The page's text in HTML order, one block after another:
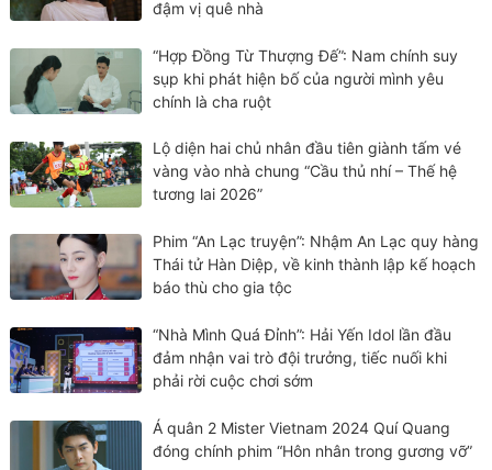
đậm vị quê nhà
“Hợp Đồng Từ Thượng Đế”: Nam chính suy
sụp khi phát hiện bố của người mình yêu
chính là cha ruột
Lộ diện hai chủ nhân đầu tiên giành tấm vé
vàng vào nhà chung “Cầu thủ nhí – Thế hệ
tương lai 2026”
Phim “An Lạc truyện”: Nhậm An Lạc quy hàng
Thái tử Hàn Diệp, về kinh thành lập kế hoạch
báo thù cho gia tộc
“Nhà Mình Quá Đỉnh”: Hải Yến Idol lần đầu
đảm nhận vai trò đội trưởng, tiếc nuối khi
phải rời cuộc chơi sớm
Á quân 2 Mister Vietnam 2024 Quí Quang
đóng chính phim “Hôn nhân trong gương vỡ”